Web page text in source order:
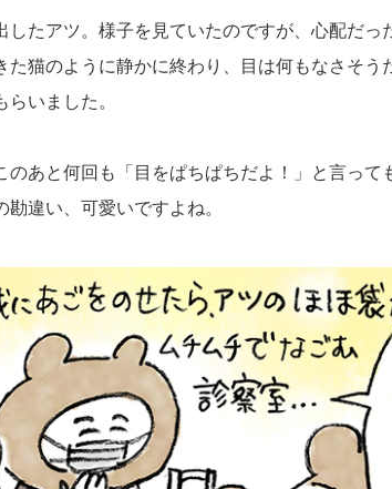
したアツ。様子を見ていたのですが、心配だっ
た猫のように静かに終わり、目は何もなさそう
いました。
のあと何回も「目をぱちぱちだよ！」と言って
違い、可愛いですよね。